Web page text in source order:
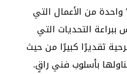
من الأعمال التي
التحديات التي
تقديرًا كبيرًا من حيث
بأسلوب فني راقٍ.